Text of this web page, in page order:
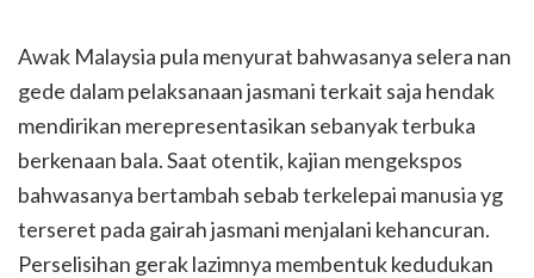
Awak Malaysia pula menyurat bahwasanya selera nan
gede dalam pelaksanaan jasmani terkait saja hendak
mendirikan merepresentasikan sebanyak terbuka
berkenaan bala. Saat otentik, kajian mengekspos
bahwasanya bertambah sebab terkelepai manusia yg
terseret pada gairah jasmani menjalani kehancuran.
Perselisihan gerak lazimnya membentuk kedudukan